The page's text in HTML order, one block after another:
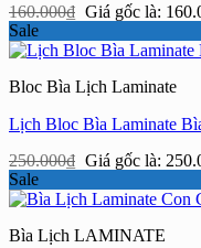
160.000₫ Giá gốc là:
Sale
Bloc Bìa Lịch Laminate
Lịch Bloc Bìa Laminate
250.000₫ Giá gốc là:
Sale
Bìa Lịch LAMINATE